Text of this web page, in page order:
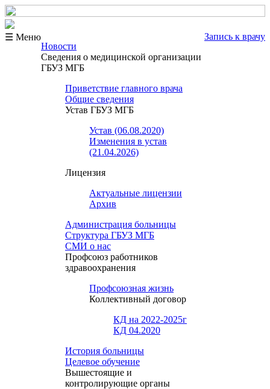
☰ Меню
Запись к врачу
Новости
Сведения о медицинской организации
ГБУЗ МГБ
Приветствие главного врача
Общие сведения
Устав ГБУЗ МГБ
Устав (06.08.2020)
Изменения в устав
(21.04.2026)
Лицензия
Актуальные лицензии
Архив
Администрация больницы
Структура ГБУЗ МГБ
СМИ о нас
Профсоюз работников
здравоохранения
Профсоюзная жизнь
Коллективный договор
КД на 2022-2025г
КД 04.2020
История больницы
Целевое обучение
Вышестоящие и
контролирующие органы